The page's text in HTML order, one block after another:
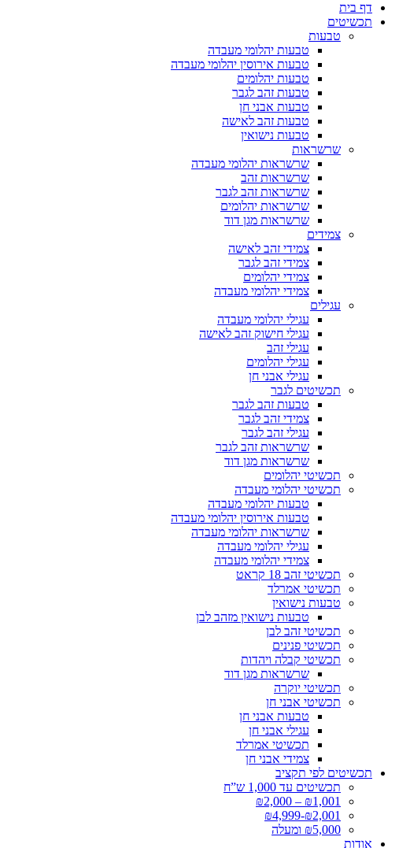
דף בית
תכשיטים
טבעות
טבעות יהלומי מעבדה
טבעות אירוסין יהלומי מעבדה
טבעות יהלומים
טבעות זהב לגבר
טבעות אבני חן
טבעות זהב לאישה
טבעות נישואין
שרשראות
שרשראות יהלומי מעבדה
שרשראות זהב
שרשראות זהב לגבר
שרשראות יהלומים
שרשראות מגן דוד
צמידים
צמידי זהב לאישה
צמידי זהב לגבר
צמידי יהלומים
צמידי יהלומי מעבדה
עגילים
עגילי יהלומי מעבדה
עגילי חישוק זהב לאישה
עגילי זהב
עגילי יהלומים
עגילי אבני חן
תכשיטים לגבר
טבעות זהב לגבר
צמידי זהב לגבר
עגילי זהב לגבר
שרשראות זהב לגבר
שרשראות מגן דוד
תכשיטי יהלומים
תכשיטי יהלומי מעבדה
טבעות יהלומי מעבדה
טבעות אירוסין יהלומי מעבדה
שרשראות יהלומי מעבדה
עגילי יהלומי מעבדה
צמידי יהלומי מעבדה
תכשיטי זהב 18 קראט
תכשיטי אמרלד
טבעות נישואין
טבעות נישואין מזהב לבן
תכשיטי זהב לבן
תכשיטי פנינים
תכשיטי קבלה ויהדות
שרשראות מגן דוד
תכשיטי יוקרה
תכשיטי אבני חן
טבעות אבני חן
עגילי אבני חן
תכשיטי אמרלד
צמידי אבני חן
תכשיטים לפי תקציב
תכשיטים עד 1,000 ש”ח
₪1,001 – ₪2,000
₪2,001-₪4,999
₪5,000 ומעלה
אודות